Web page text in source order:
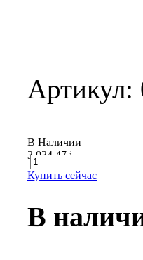
Артикул:
В Наличии
3 034.47i
Купить сейчас
В